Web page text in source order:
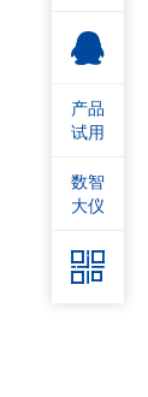
产品
试用
数智
大仪
